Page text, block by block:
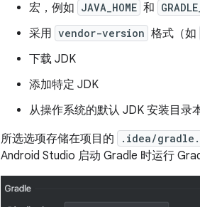
宏，例如 JAVA_HOME 和
采用 vendor-version 格式（如
下载 JDK
添加特定 JDK
从操作系统的默认 JDK 安装目录
所选选项存储在项目的
.idea/
Android Studio 启动 Gradle 时运行